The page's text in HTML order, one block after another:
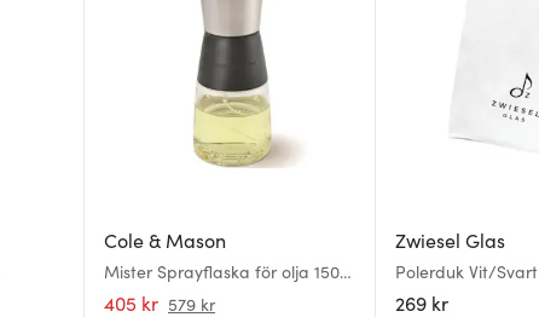
Cole & Mason
Mister Sprayflaska för olja 150
ml Klar
405 kr 579 kr
Zwiesel Glas
Polerduk Vit/Svart
269 kr